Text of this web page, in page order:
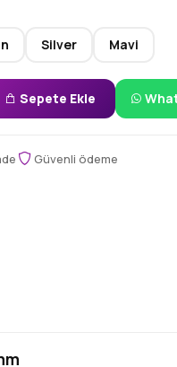
Silver Mavi
Sepete Ekle
Güvenli ödeme